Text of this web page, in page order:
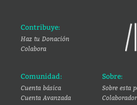
Contribuye:
Haz tu Donación
Colabora
Comunidad:
Cuenta básica
Cuenta Avanzada
Sobre:
Sobre esta